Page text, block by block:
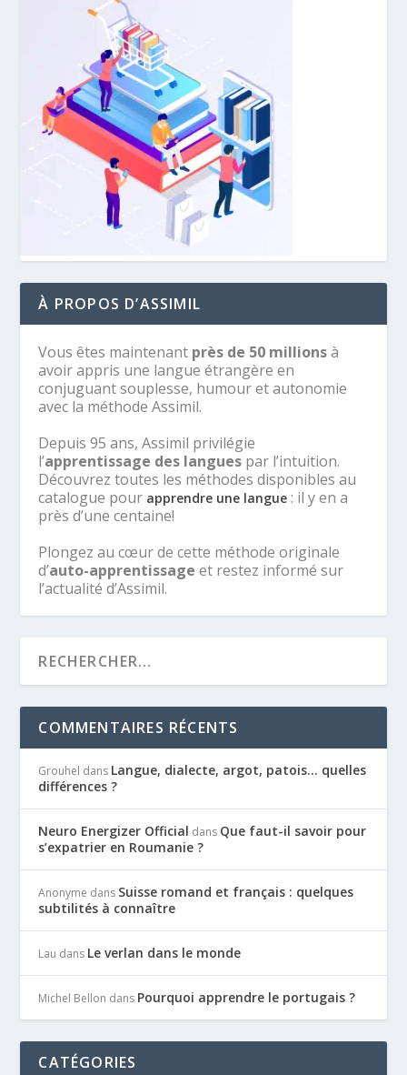
À PROPOS D’ASSIMIL
Vous êtes maintenant près de 50 millionsà
avoir appris une langue étrangère en
conjuguant souplesse, humour et autonomie
avec la méthode Assimil.
Depuis 95 ans, Assimil privilégie
l’apprentissage des langues par l’intuition.
Découvrez toutes les méthodes disponibles au
catalogue pour apprendre une langue : il y en a
près d’une centaine!
Plongez au cœur de cette méthode originale
d’auto-apprentissage et restez informé sur
l’actualité d’Assimil.
COMMENTAIRES RÉCENTS
Grouhel dans Langue, dialecte, argot, patois… quelles
différences ?
Neuro Energizer Official dans Que faut-il savoir pour
s’expatrier en Roumanie ?
Anonyme dans Suisse romand et français : quelques
subtilités à connaître
Lau dans Le verlan dans le monde
Michel Bellon dans Pourquoi apprendre le portugais ?
CATÉGORIES